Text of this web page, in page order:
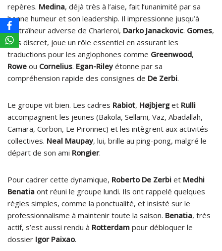
repères. Medina, déjà très à l’aise, fait l’unanimité par sa
bonne humeur et son leadership. Il impressionne jusqu’à
l’entraîneur adverse de Charleroi, Darko Janackovic. Gomes,
plus discret, joue un rôle essentiel en assurant les
traductions pour les anglophones comme Greenwood,
Rowe ou Cornelius. Egan-Rileyétonne par sa
compréhension rapide des consignes de De Zerbi.
Le groupe vit bien. Les cadres Rabiot, Højbjerget Rulli
accompagnent les jeunes (Bakola, Sellami, Vaz, Abadallah,
Camara, Corbon, Le Pironnec) et les intègrent aux activités
collectives. Neal Maupay, lui, brille au ping-pong, malgré le
départ de son ami Rongier.
Pour cadrer cette dynamique, Roberto De Zerbi et Medhi
Benatia ont réuni le groupe lundi. Ils ont rappelé quelques
règles simples, comme la ponctualité, et insisté sur le
professionnalisme à maintenir toute la saison. Benatia, très
actif, s’est aussi rendu à Rotterdam pour débloquer le
dossier Igor Paixao.